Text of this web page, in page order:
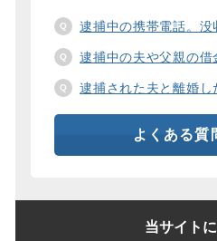
逮捕中の携帯電話。没収されたり、
逮捕中の夫や父親の借金はどうなる
逮捕された夫と離婚したい。夫が
よくある質
当サイト